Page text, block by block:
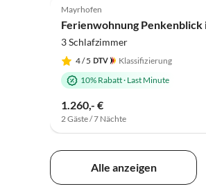
Mayrhofen
Ferienwohnung Penkenblick
3 Schlafzimmer
4/ 5
Klassifizierung
10% Rabatt· Last Minute
1.260,- €
2 Gäste / 7 Nächte
Alle anzeigen